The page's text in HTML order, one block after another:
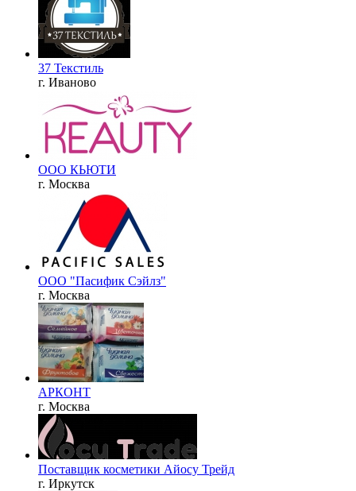
37 Текстиль
г. Иваново
ООО КЬЮТИ
г. Москва
ООО "Пасифик Сэйлз"
г. Москва
АРКОНТ
г. Москва
Поставщик косметики Айосу Трейд
г. Иркутск